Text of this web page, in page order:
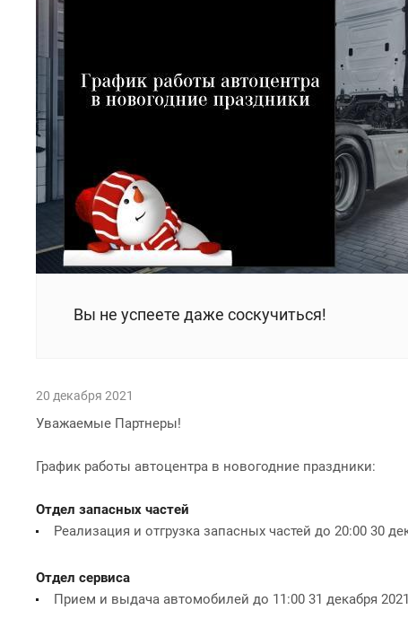
Вы не успеете даже соскучиться!
20 декабря 2021
Уважаемые Партнеры!
График работы автоцентра в новогодние праздники:
Отдел запасных частей
Реализация и отгрузка запасных частей до 20:00 30
Отдел сервиса
Прием и выдача автомобилей до 11:00 31 декабря 2021